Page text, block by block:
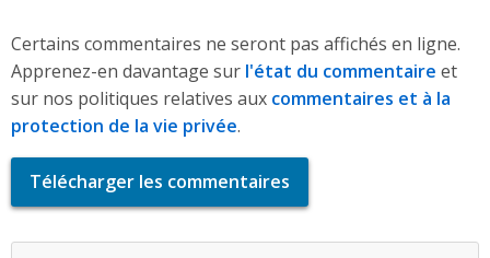
Certains commentaires ne seront pas affichés en ligne.
Apprenez-en davantage sur l'état du commentaire et
sur nos politiques relatives aux commentaires et à la
protection de la vie privée.
Télécharger les commentaires